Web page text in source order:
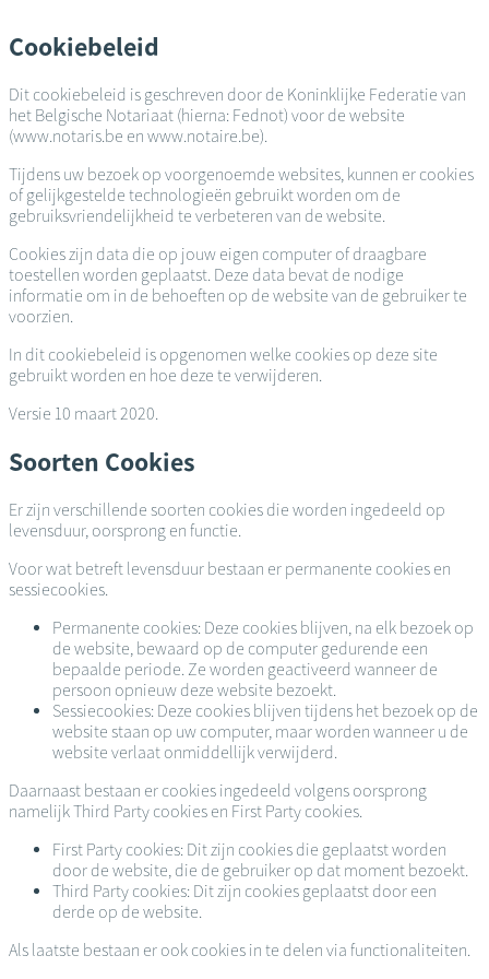
en
naar
inhoud
gaan
Cookiebeleid
Dit cookiebeleid is geschreven door de Koninklijke Federatie van
het Belgische Notariaat (hierna: Fednot) voor de website
(www.notaris.be en www.notaire.be).
Tijdens uw bezoek op voorgenoemde websites, kunnen er cookies
of gelijkgestelde technologieën gebruikt worden om de
gebruiksvriendelijkheid te verbeteren van de website.
Cookies zijn data die op jouw eigen computer of draagbare
toestellen worden geplaatst. Deze data bevat de nodige
informatie om in de behoeften op de website van de gebruiker te
voorzien.
In dit cookiebeleid is opgenomen welke cookies op deze site
gebruikt worden en hoe deze te verwijderen.
Versie 10 maart 2020.
Soorten Cookies
Er zijn verschillende soorten cookies die worden ingedeeld op
levensduur, oorsprong en functie.
Voor wat betreft levensduur bestaan er permanente cookies en
sessiecookies.
Permanente cookies: Deze cookies blijven, na elk bezoek op
de website, bewaard op de computer gedurende een
bepaalde periode. Ze worden geactiveerd wanneer de
persoon opnieuw deze website bezoekt.
Sessiecookies: Deze cookies blijven tijdens het bezoek op de
website staan op uw computer, maar worden wanneer u de
website verlaat onmiddellijk verwijderd.
Daarnaast bestaan er cookies ingedeeld volgens oorsprong
namelijk Third Party cookies en First Party cookies.
First Party cookies: Dit zijn cookies die geplaatst worden
door de website, die de gebruiker op dat moment bezoekt.
Third Party cookies: Dit zijn cookies geplaatst door een
derde op de website.
Als laatste bestaan er ook cookies in te delen via functionaliteiten.